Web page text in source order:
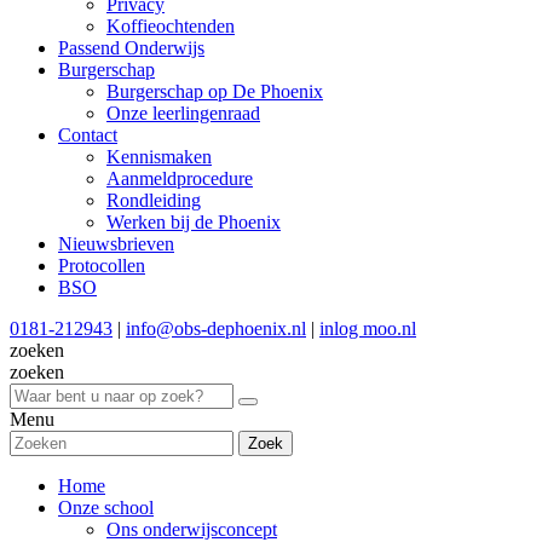
Privacy
Koffieochtenden
Passend Onderwijs
Burgerschap
Burgerschap op De Phoenix
Onze leerlingenraad
Contact
Kennismaken
Aanmeldprocedure
Rondleiding
Werken bij de Phoenix
Nieuwsbrieven
Protocollen
BSO
0181-212943 | info@obs-dephoenix.nl | inlog moo.nl
zoeken
zoeken
Menu
Zoek
Home
Onze school
Ons onderwijsconcept